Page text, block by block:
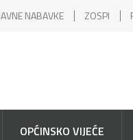
NABAVKE ZOSPI
OPĆINSKO VIJEĆE